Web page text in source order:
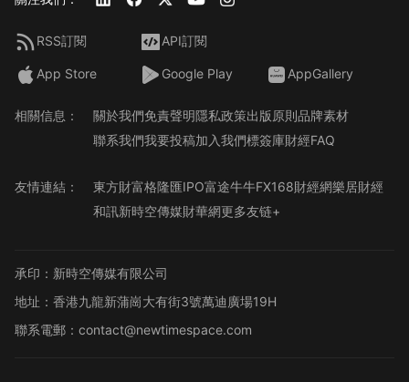
RSS訂閱 API訂閱
App Store Google Play AppGallery
相關信息： 關於我們免責聲明隱私政策出版原則品牌素材
聯系我們我要投稿加入我們標簽庫財經FAQ
友情連結： 東方財富格隆匯IPO富途牛牛FX168財經網樂居財經
和訊新時空傳媒財華網更多友链+
承印：新時空傳媒有限公司
地址：香港九龍新蒲崗大有街3號萬迪廣場19H
聯系電郵：contact@newtimespace.com